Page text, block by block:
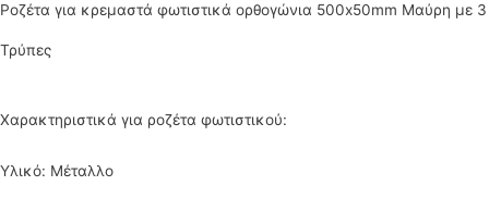
Ροζέτα για κρεμαστά φωτιστικά ορθογώνια 500x50mm Μαύρη με 3
Τρύπες
Χαρακτηριστικά για ροζέτα φωτιστικού:
Υλικό: Μέταλλο